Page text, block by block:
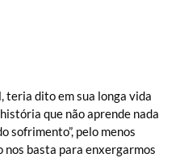
teria dito em sua longa vida
que não aprende nada
sofrimento”, pelo menos
nos basta para enxergarmos